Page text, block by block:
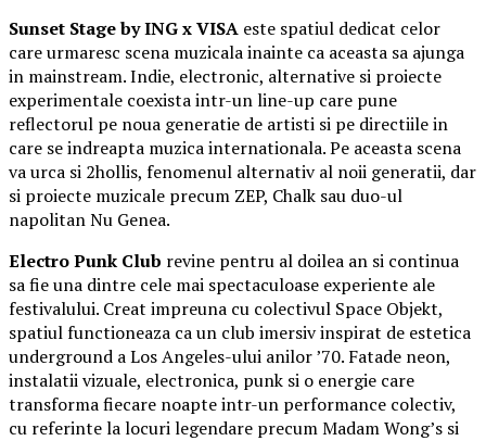
Sunset Stage by ING x VISA este spatiul dedicat celor
care urmaresc scena muzicala inainte ca aceasta sa ajunga
in mainstream. Indie, electronic, alternative si proiecte
experimentale coexista intr-un line-up care pune
reflectorul pe noua generatie de artisti si pe directiile in
care se indreapta muzica internationala. Pe aceasta scena
va urca si 2hollis, fenomenul alternativ al noii generatii, dar
si proiecte muzicale precum ZEP, Chalk sau duo-ul
napolitan Nu Genea.
Electro Punk Club revine pentru al doilea an si continua
sa fie una dintre cele mai spectaculoase experiente ale
festivalului. Creat impreuna cu colectivul Space Objekt,
spatiul functioneaza ca un club imersiv inspirat de estetica
underground a Los Angeles-ului anilor ’70. Fatade neon,
instalatii vizuale, electronica, punk si o energie care
transforma fiecare noapte intr-un performance colectiv,
cu referinte la locuri legendare precum Madam Wong’s si